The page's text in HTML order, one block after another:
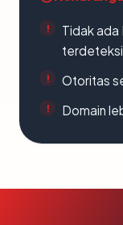
Tidak ada
terdeteksi
Otoritas
Domain